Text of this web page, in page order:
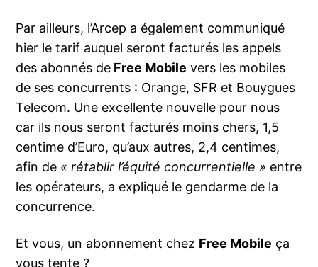
Par ailleurs, l’Arcep a également communiqué
hier le tarif auquel seront facturés les appels
des abonnés de Free Mobile vers les mobiles
de ses concurrents : Orange, SFR et Bouygues
Telecom. Une excellente nouvelle pour nous
car ils nous seront facturés moins chers, 1,5
centime d’Euro, qu’aux autres, 2,4 centimes,
afin de « rétablir l’équité concurrentielle » entre
les opérateurs, a expliqué le gendarme de la
concurrence.
Et vous, un abonnement chez Free Mobile ça
vous tente ?